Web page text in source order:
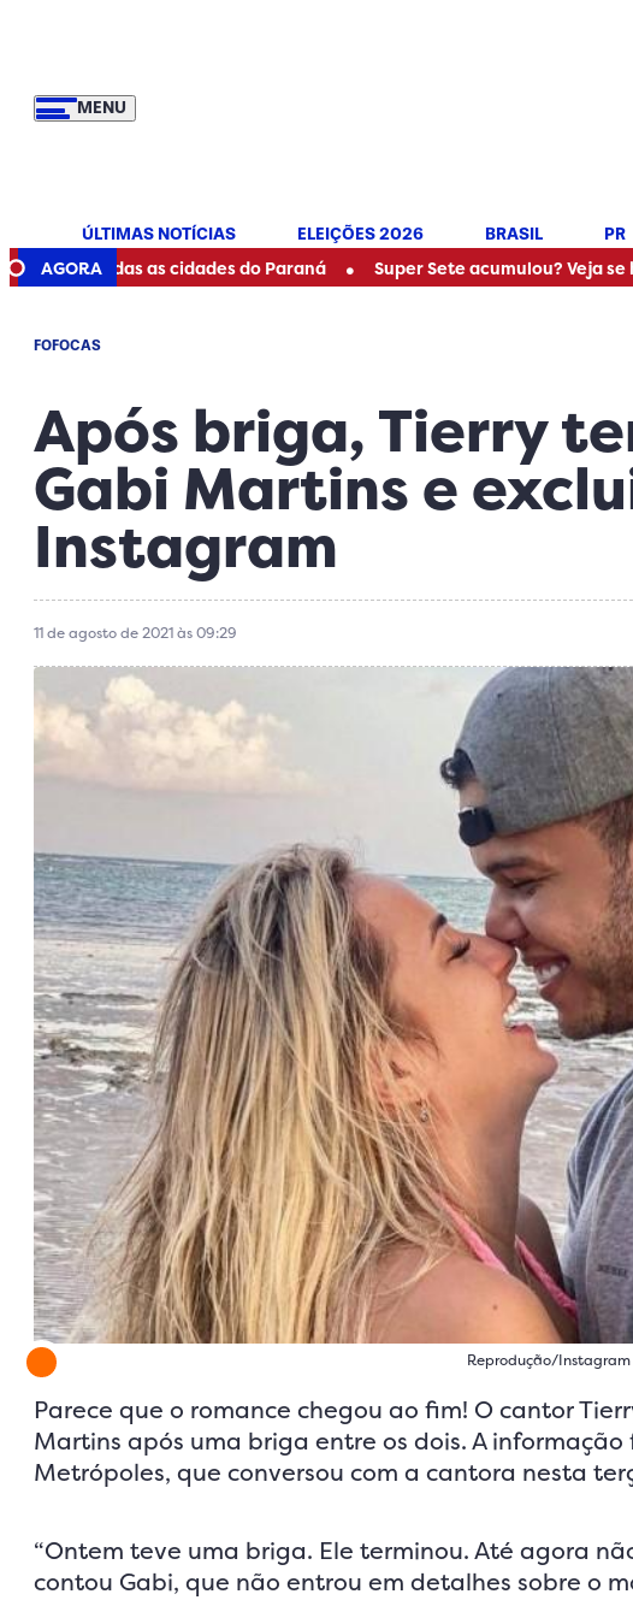
MENU
ÚLTIMAS NOTÍCIAS ELEIÇÕES 2026 BRASIL PR
AGORA
todas as cidades do Paraná • Super Sete acumulou? Veja se houve
FOFOCAS
Após briga, Tierry
Gabi Martins e
Instagram
11 de agosto de 2021 às 09:29
Reprodução/Instagram
Parece que o romance chegou ao fim! O cantor
Martins após uma briga entre os dois. A
Metrópoles, que conversou com a cantora nesta
“Ontem teve uma briga. Ele terminou. Até agora
contou Gabi, que não entrou em detalhes sobre o